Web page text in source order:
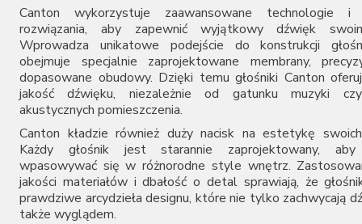
Canton wykorzystuje zaawansowane technologie i
rozwiązania, aby zapewnić wyjątkowy dźwięk
Wprowadza unikatowe podejście do konstrukcji
obejmuje specjalnie zaprojektowane membrany,
dopasowane obudowy. Dzięki temu głośniki Canton
jakość dźwięku, niezależnie od gatunku muzyki
akustycznych pomieszczenia.
Canton kładzie również duży nacisk na estetykę
Każdy głośnik jest starannie zaprojektowany, aby
wpasowywać się w różnorodne style wnętrz.
jakości materiałów i dbałość o detal sprawiają, że
prawdziwe arcydzieła designu, które nie tylko zachwycają
także wyglądem.